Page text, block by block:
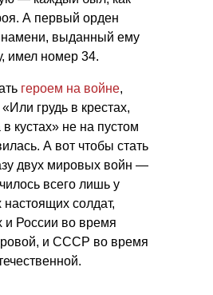
А первый орден
выданный ему
имел номер 34.
героем на войне,
грудь в крестах,
кустах» не на пустом
А вот чтобы стать
двух мировых войн —
всего лишь у
настоящих солдат,
и России во время
и СССР во время